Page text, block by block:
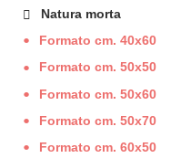
Natura morta
Formato cm. 40x60
Formato cm. 50x50
Formato cm. 50x60
Formato cm. 50x70
Formato cm. 60x50